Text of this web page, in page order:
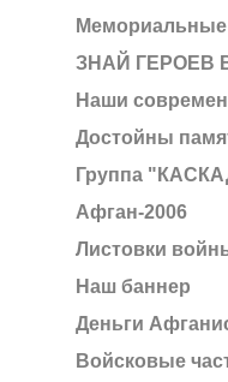
ЗНАЙ ГЕРОЕВ
Наши
Достойны
Группа
Афган-2006
Листовки
Наш баннер
Деньги
Войсковые